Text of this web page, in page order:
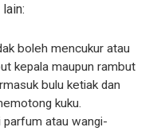
boleh mencukur atau
kepala maupun rambut
bulu ketiak dan
kuku.
parfum atau wangi-